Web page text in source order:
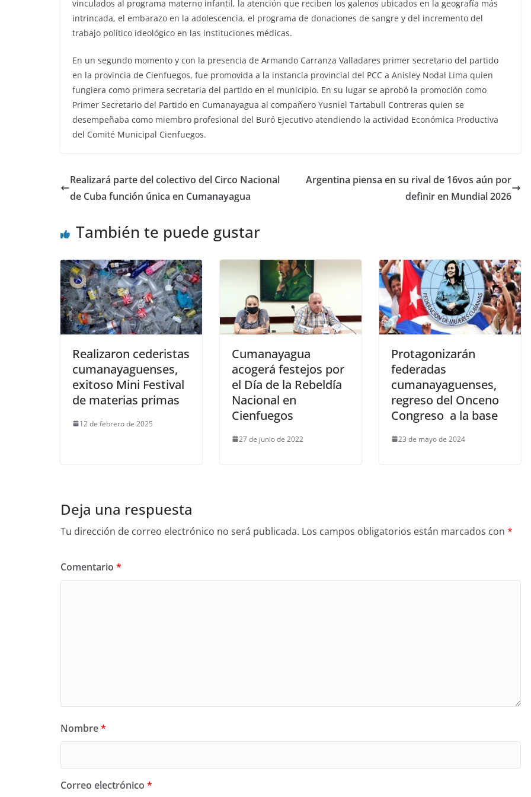
vinculados al programa materno infantil, la atención que reciben los galenos ubicados en la geografía más
intrincada, el embarazo en la adolescencia, el programa de donaciones de sangre y del incremento del
trabajo político ideológico en las instituciones médicas.
En un segundo momento y con la presencia de Armando Carranza Valladares primer secretario del partido
en la provincia de Cienfuegos, fue promovida a la instancia provincial del PCC a Anisley Nodal Lima quien
fungiera como primera secretaria del partido en el municipio. En su lugar se aprobó la promoción como
Primer Secretario del Partido en Cumanayagua al compañero Yusniel Tartabull Contreras quien se
desempeñaba como miembro profesional del Buró Ejecutivo atendiendo la actividad Económica Productiva
del Comité Municipal Cienfuegos.
Realizará parte del colectivo del Circo Nacional
de Cuba función única en Cumanayagua
Argentina piensa en su rival de 16vos aún por
definir en Mundial 2026
También te puede gustar
Realizaron cederistas
cumanayaguenses,
exitoso Mini Festival
de materias primas
12 de febrero de 2025
Cumanayagua
acogerá festejos por
el Día de la Rebeldía
Nacional en
Cienfuegos
27 de junio de 2022
Protagonizarán
federadas
cumanayaguenses,
regreso del Onceno
Congreso a la base
23 de mayo de 2024
Deja una respuesta
Tu dirección de correo electrónico no será publicada. Los campos obligatorios están marcados con *
Comentario *
Nombre*
Correo electrónico *